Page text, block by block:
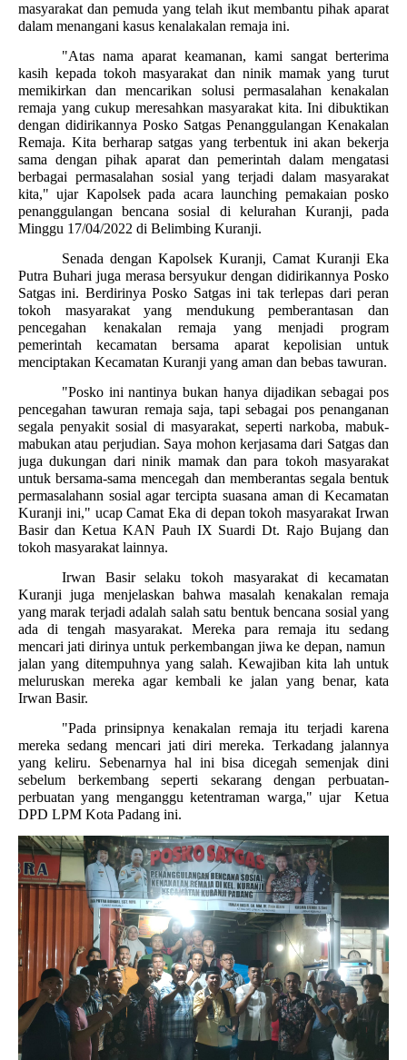
masyarakat dan pemuda yang telah ikut membantu pihak aparat
dalam menangani kasus kenalakalan remaja ini.
"Atas nama aparat keamanan, kami sangat berterima
kasih kepada tokoh masyarakat dan ninik mamak yang turut
memikirkan dan mencarikan solusi permasalahan kenakalan
remaja yang cukup meresahkan masyarakat kita. Ini dibuktikan
dengan didirikannya Posko Satgas Penanggulangan Kenakalan
Remaja. Kita berharap satgas yang terbentuk ini akan bekerja
sama dengan pihak aparat dan pemerintah dalam mengatasi
berbagai permasalahan sosial yang terjadi dalam masyarakat
kita," ujar Kapolsek pada acara launching pemakaian posko
penanggulangan bencana sosial di kelurahan Kuranji, pada
Minggu 17/04/2022 di Belimbing Kuranji.
Senada dengan Kapolsek Kuranji, Camat Kuranji Eka
Putra Buhari juga merasa bersyukur dengan didirikannya Posko
Satgas ini. Berdirinya Posko Satgas ini tak terlepas dari peran
tokoh masyarakat yang mendukung pemberantasan dan
pencegahan kenakalan remaja yang menjadi program
pemerintah kecamatan bersama aparat kepolisian untuk
menciptakan Kecamatan Kuranji yang aman dan bebas tawuran.
"Posko ini nantinya bukan hanya dijadikan sebagai pos
pencegahan tawuran remaja saja, tapi sebagai pos penanganan
segala penyakit sosial di masyarakat, seperti narkoba, mabuk-
mabukan atau perjudian. Saya mohon kerjasama dari Satgas dan
juga dukungan dari ninik mamak dan para tokoh masyarakat
untuk bersama-sama mencegah dan memberantas segala bentuk
permasalahann sosial agar tercipta suasana aman di Kecamatan
Kuranji ini," ucap Camat Eka di depan tokoh masyarakat Irwan
Basir dan Ketua KAN Pauh IX Suardi Dt. Rajo Bujang dan
tokoh masyarakat lainnya.
Irwan Basir selaku tokoh masyarakat di kecamatan
Kuranji juga menjelaskan bahwa masalah kenakalan remaja
yang marak terjadi adalah salah satu bentuk bencana sosial yang
ada di tengah masyarakat. Mereka para remaja itu sedang
mencari jati dirinya untuk perkembangan jiwa ke depan, namun
jalan yang ditempuhnya yang salah. Kewajiban kita lah untuk
meluruskan mereka agar kembali ke jalan yang benar, kata
Irwan Basir.
"Pada prinsipnya kenakalan remaja itu terjadi karena
mereka sedang mencari jati diri mereka. Terkadang jalannya
yang keliru. Sebenarnya hal ini bisa dicegah semenjak dini
sebelum berkembang seperti sekarang dengan perbuatan-
perbuatan yang menganggu ketentraman warga," ujar
Ketua
DPD LPM Kota Padang ini.